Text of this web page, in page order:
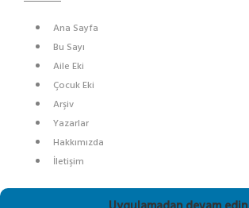
Ana Sayfa
Bu Sayı
Aile Eki
Çocuk Eki
Arşiv
Yazarlar
Hakkımızda
İletişim
SOSYAL MEDYA